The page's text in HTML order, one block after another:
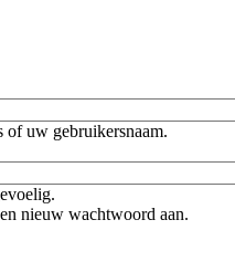
uw gebruikersnaam.
nieuw wachtwoord aan.